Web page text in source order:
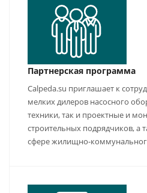
Партнерская программа
Calpeda.su приглашает к
мелких дилеров насосного
техники, так и проектные и
строительных подрядчиков, а
сфере жилищно-